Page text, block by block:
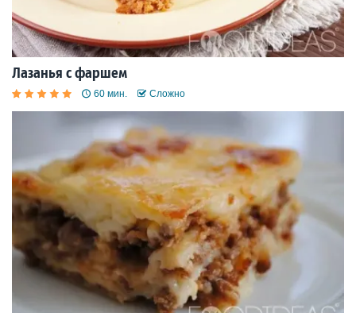
Лазанья с фаршем
60 мин. Сложно